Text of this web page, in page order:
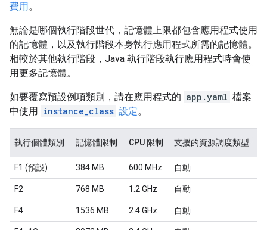
費用。
無論是哪個執行階段世代，記憶體上限都包含應用程式使用
的記憶體，以及執行階段本身執行應用程式所需的記憶體。
相較於其他執行階段，Java 執行階段執行應用程式時會使
用更多記憶體。
如要覆寫預設例項類別，請在應用程式的 app.yaml 檔案
中使用 instance_class 設定。
執行個體類別 記憶體限制 CPU 限制 支援的資源調度類型
F1 (預設) 384 MB 600 MHz 自動
F2 768 MB 1.2 GHz 自動
F4 1536 MB 2.4 GHz 自動